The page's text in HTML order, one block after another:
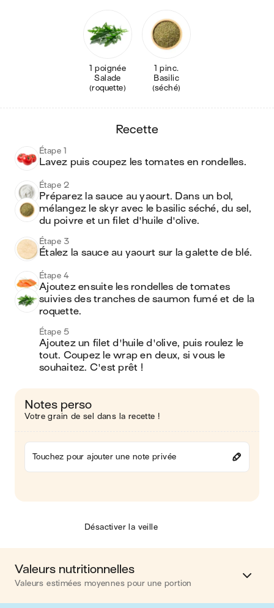
1 poignée
Salade
(roquette)
1 pinc.
Basilic
(séché)
recette
Étape 1
Lavez puis coupez les tomates en rondelles.
Étape 2
Préparez la sauce au yaourt. Dans un bol,
mélangez le skyr avec le basilic séché, du sel,
du poivre et un filet d'huile d'olive.
Étape 3
Étalez la sauce au yaourt sur la galette de blé.
Étape 4
Ajoutez ensuite les rondelles de tomates
suivies des tranches de saumon fumé et de la
roquette.
Étape 5
Ajoutez un filet d'huile d'olive, puis roulez le
tout. Coupez le wrap en deux, si vous le
souhaitez. C'est prêt !
Notes perso
Votre grain de sel dans la recette !
Touchez pour ajouter une note privée
Désactiver la veille
Valeurs nutritionnelles
Valeurs estimées moyennes pour une portion
Calories 357 kcal